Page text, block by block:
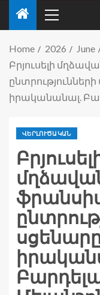
Home 2026 June
Բրյուսելի
իրականանալ.
ՎԵՐԼՈՒԾԱԿԱՆ